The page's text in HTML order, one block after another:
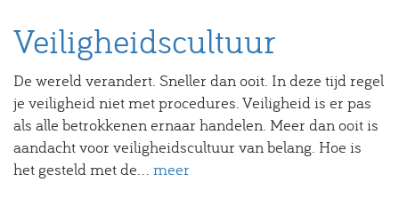
Veiligheidscultuur
De wereld verandert. Sneller dan ooit. In deze tijd regel
je veiligheid niet met procedures. Veiligheid is er pas
als alle betrokkenen ernaar handelen. Meer dan ooit is
aandacht voor veiligheidscultuur van belang. Hoe is
het gesteld met de... meer